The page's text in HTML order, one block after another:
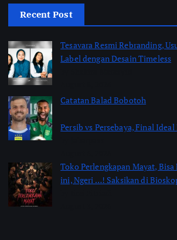
Recent Post
Tesavara Resmi Rebranding,
Label dengan Desain Timeless
Catatan Balad Bobotoh
Persib vs Persebaya, Final Ideal
Toko Perlengkapan Mayat,
ini, Ngeri …! Saksikan di